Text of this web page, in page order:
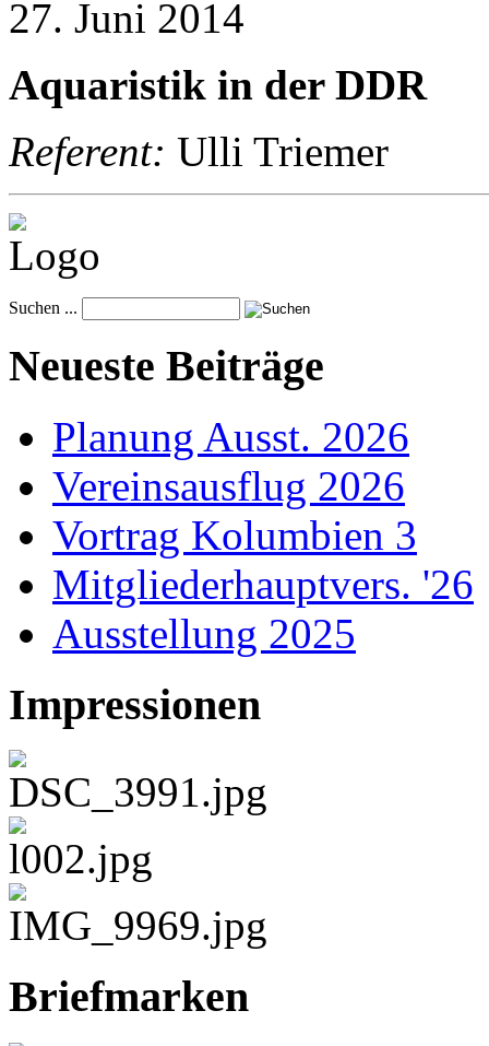
27. Juni 2014
Aquaristik in der DDR
Referent: Ulli Triemer
Suchen ...
Neueste Beiträge
Planung Ausst. 2026
Vereinsausflug 2026
Vortrag Kolumbien 3
Mitgliederhauptvers. '26
Ausstellung 2025
Impressionen
Briefmarken